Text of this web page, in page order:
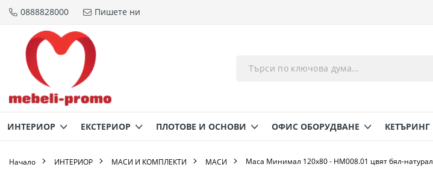
Прескачане
съдържанието
0888828000 Пишете ни
ИНТЕРИОР ЕКСТЕРИОР ПЛОТОВЕ И ОСНОВИ ОФИС ОБОРУДВАНЕ КЕТЪРИНГ
Начало ИНТЕРИОР МАСИ И КОМПЛЕКТИ МАСИ Маса Минимал 120х80 - HM008.01 цвят бял-натурал